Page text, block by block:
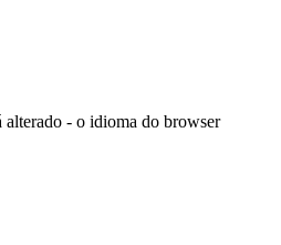
- o idioma do browser